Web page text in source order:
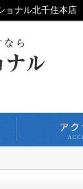
ョナル北千住本店